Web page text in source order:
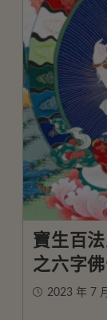
寶生百
之六字
2023 年 7